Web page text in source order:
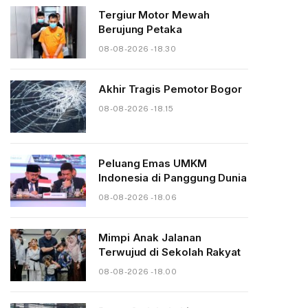
Tergiur Motor Mewah
Berujung Petaka
08-08-2026 - 18.30
Akhir Tragis Pemotor Bogor
08-08-2026 - 18.15
Peluang Emas UMKM
Indonesia di Panggung Dunia
08-08-2026 - 18.06
Mimpi Anak Jalanan
Terwujud di Sekolah Rakyat
08-08-2026 - 18.00